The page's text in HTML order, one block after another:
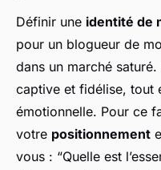
Définir une identité de
pour un blogueur de
dans un marché
captive et fidélise, tout
émotionnelle. Pour ce
votre positionnement
vous : “Quelle est